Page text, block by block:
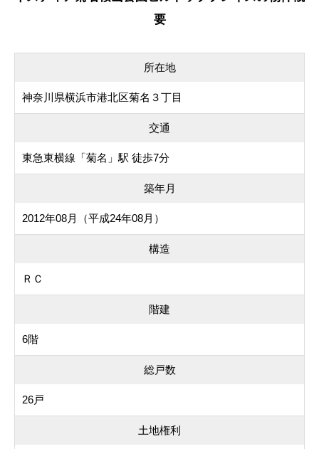
要
所在地
神奈川県横浜市港北区菊名３丁目
交通
東急東横線「菊名」駅 徒歩7分
築年月
2012年08月（平成24年08月）
構造
ＲＣ
階建
6階
総戸数
26戸
土地権利